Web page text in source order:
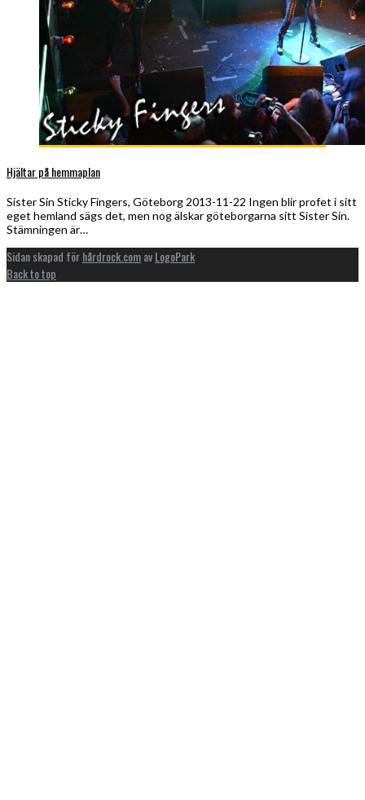
Hjältar på hemmaplan
Sister Sin Sticky Fingers, Göteborg 2013-11-22 Ingen blir profet i sitt
eget hemland sägs det, men nog älskar göteborgarna sitt Sister Sin.
Stämningen är…
Sidan skapad förhårdrock.comavLogoPark
Back to top